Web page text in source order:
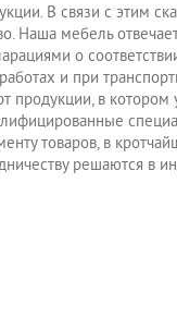
В связи с этим
Наша мебель
о
и при
продукции, в котором
товаров, в
решаются в